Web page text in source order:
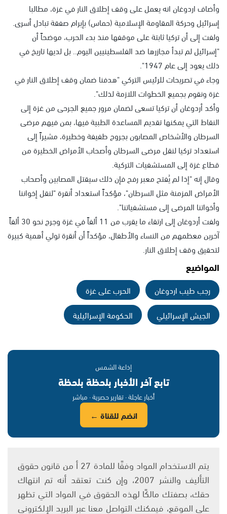
وأضاف اردوغان انه يعمل على وقف إطلاق النار في غزة، مطالبا
إسرائيل وحركة المقاومة الإسلامية (حماس) بإبرام صفقة تبادل أسرى.
ولفت إلى أن تركيا ثابتة على موقفها منذ بدء الحرب، موضحاً أن
"إسرائيل لم تبدأ مجازرها ضد الفلسطينيين اليوم.. بل لديها تاريخ في
ذلك يعود إلى عام 1947".
وجاء في تصريحات للرئيس التركي "هدفنا ضمان وقف إطلاق النار في
غزة ونقوم بجميع الخطوات اللازمة لذلك".
وأكد أردوغان أن تركيا تسعى لضمان مرور جميع الجرحى من غزة إلى
النقاط التي يمكنها تقديم المساعدة الطبية فيها، بمن فيهم مرضى
السرطان والأشخاص المصابون بجروح طفيفة وخطيرة، مشيراً إلى
استعداد تركيا لنقل مرضى السرطان وأصحاب الأمراض الخطيرة من
قطاع غزة إلى المستشفيات التركية.
وقال إنه "إذا لم يُفتح معبر رفح فإن ذلك سيقتل المصابين وأصحاب
الأمراض المزمنة مثل السرطان"، مؤكداً استعداد أنقرة "لنقل إخواننا
وأخواتنا المرضى إلى مستشفياتنا".
ولفت أردوغان إلى ارتقاء ما يقرب من 11 ألفاً في غزة وجرح نحو 30 ألفاً
آخرين معظمهم من النساء والأطفال، مؤكداً أن أنقرة تولي أهمية كبيرة
لتحقيق وقف إطلاق النار.
المواضيع
رجب طيب اردوغان
الحرب على غزة
الجيش الإسرائيلي
الحكومة الإسرائيلية
إذاعة الشمس
تابع آخر الأخبار بلحظة بلحظة
أخبار عاجلة · تقارير حصرية · مباشر
انضم للقناة ←
يتم الاستخدام المواد وفقًا للمادة 27 أ من قانون حقوق
التأليف والنشر 2007، وإن كنت تعتقد أنه تم انتهاك
حقك، بصفتك مالكًا لهذه الحقوق في المواد التي تظهر
على الموقع، فيمكنك التواصل معنا عبر البريد الإلكتروني